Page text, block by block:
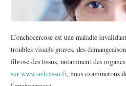
L’onchocercose est une maladie
troubles visuels graves, des
fibrose des tissus, notamment des
sur www.avh.asso.fr, nous examinerons